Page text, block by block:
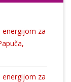
energijom za
energijom za